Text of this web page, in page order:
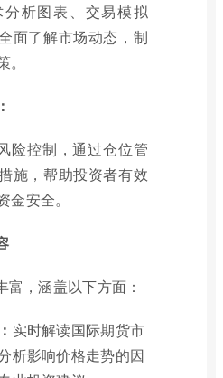
析图表、交易模拟
面了解市场动态，制
险控制，通过仓位管
施，帮助投资者有效
安全。
富，涵盖以下方面：
实时解读国际期货市
析影响价格走势的因